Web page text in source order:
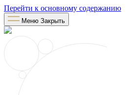
Перейти к основному содержанию
Меню Закрыть